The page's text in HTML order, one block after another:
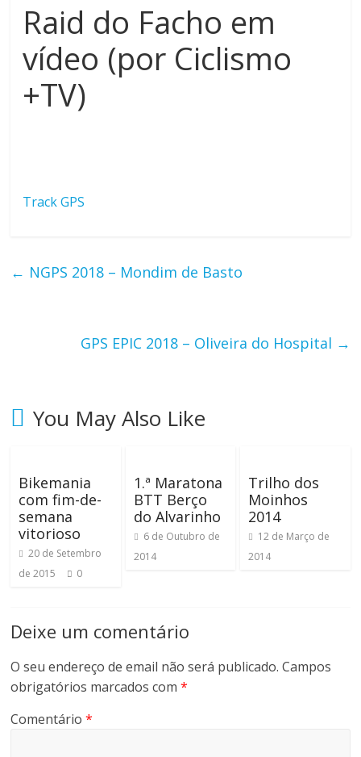
r
t
a
r
i
s
o
Raid do Facho em
vídeo (por Ciclismo
+TV)
Track GPS
← NGPS 2018 – Mondim de Basto
GPS EPIC 2018 – Oliveira do Hospital →
You May Also Like
Bikemania
com fim-de-
semana
vitorioso
20 de Setembro
de 2015
0
1.ª Maratona
BTT Berço
do Alvarinho
6 de Outubro de
2014
Trilho dos
Moinhos
2014
12 de Março de
2014
Deixe um comentário
O seu endereço de email não será publicado. Campos
obrigatórios marcados com*
Comentário*